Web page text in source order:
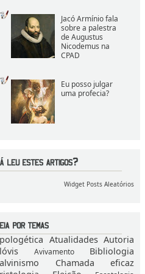
Jacó Armínio fala
sobre a palestra
de Augustus
Nicodemus na
CPAD
Eu posso julgar
uma profecia?
Widget Posts Aleatórios
Atualidades Autoria
Avivamento
Bibliologia
Chamada eficaz